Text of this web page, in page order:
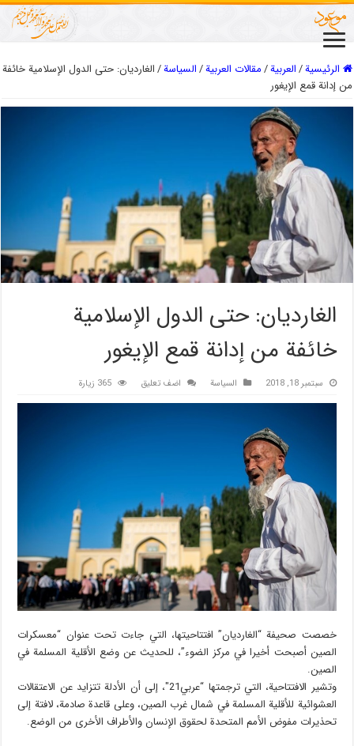
الرئيسية/العربیة/مقالات العربیة/السیاسة/الغارديان: حتى الدول الإسلامية خائفة
من إدانة قمع الإيغور
الغارديان: حتى الدول الإسلامية
خائفة من إدانة قمع الإيغور
سبتمبر 18, 2018 السیاسة اضف تعليق 365 زيارة
خصصت صحيفة “الغارديان” افتتاحيتها، التي جاءت تحت عنوان “معسكرات
الصين أصبحت أخيرا في مركز الضوء”، للحديث عن وضع الأقلية المسلمة في
الصين.
وتشير الافتتاحية، التي ترجمتها “عربي21″، إلى أن الأدلة تتزايد عن الاعتقالات
العشوائية للأقلية المسلمة في شمال غرب الصين، وعلى قاعدة صادمة، لافتة إلى
تحذيرات مفوض الأمم المتحدة لحقوق الإنسان والأطراف الأخرى من الوضع.